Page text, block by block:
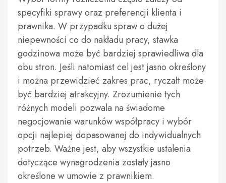
specyfiki sprawy oraz preferencji klienta i
prawnika. W przypadku spraw o dużej
niepewności co do nakładu pracy, stawka
godzinowa może być bardziej sprawiedliwa dla
obu stron. Jeśli natomiast cel jest jasno określony
i można przewidzieć zakres prac, ryczałt może
być bardziej atrakcyjny. Zrozumienie tych
różnych modeli pozwala na świadome
negocjowanie warunków współpracy i wybór
opcji najlepiej dopasowanej do indywidualnych
potrzeb. Ważne jest, aby wszystkie ustalenia
dotyczące wynagrodzenia zostały jasno
określone w umowie z prawnikiem.